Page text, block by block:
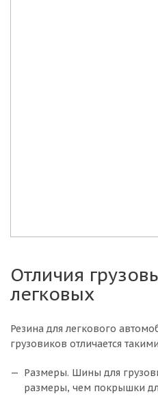
Отличия
легковых
Резина для легкового
грузовиков отличается
Размеры. Шины для
размеры, чем покрышки